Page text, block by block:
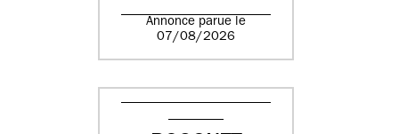
Annonce parue le
07/08/2026